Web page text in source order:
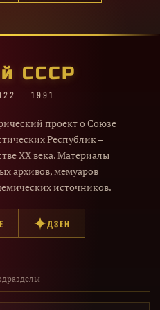
СССР
– 1991
проект о Союзе
Республик –
XX века. Материалы
архивов, мемуаров
источников.
ДЗЕН